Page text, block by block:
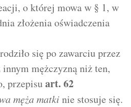
o której mowa w § 1, w
złożenia oświadczenia
się po zawarciu przez
innym mężczyzną niż ten,
przepisuart. 62
męża matkinie stosuje się.